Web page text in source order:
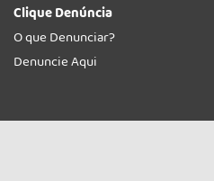
Clique Denúncia
O que Denunciar?
Denuncie Aqui